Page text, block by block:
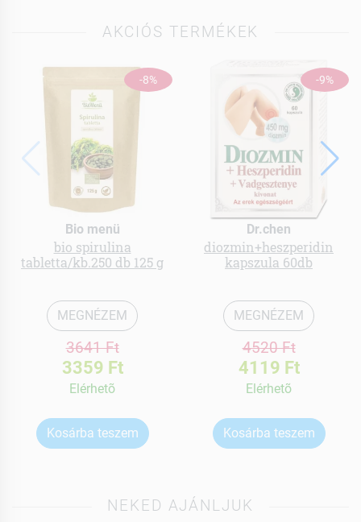
AKCIÓS TERMÉKEK
-8%
Bio menü
bio spirulina
tabletta/kb.250 db 125 g
MEGNÉZEM
3641 Ft
3359 Ft
Elérhetõ
Kosárba teszem
-9%
Dr.chen
diozmin+heszperidin
kapszula 60db
MEGNÉZEM
4520 Ft
4119 Ft
Elérhetõ
Kosárba teszem
NEKED AJÁNLJUK